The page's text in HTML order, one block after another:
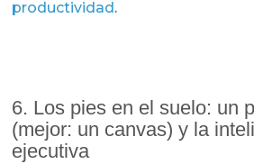
productividad .
6. Los pies en el suelo: un
(mejor: un canvas) y la
ejecutiva